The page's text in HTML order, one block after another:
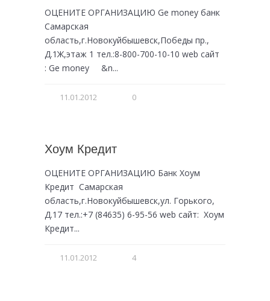
ОЦЕНИТЕ ОРГАНИЗАЦИЮ Ge money банк
Самарская
область,г.Новокуйбышевск,Победы пр.,
Д.1Ж,этаж 1 тел.:8-800-700-10-10 web сайт
: Ge money &n...
11.01.2012 0
Хоум Кредит
ОЦЕНИТЕ ОРГАНИЗАЦИЮ Банк Хоум
Кредит Самарская
область,г.Новокуйбышевск,ул. Горького,
Д.17 тел.:+7 (84635) 6-95-56 web сайт: Хоум
Кредит...
11.01.2012 4